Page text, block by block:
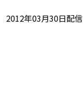
2012年03月30日配信